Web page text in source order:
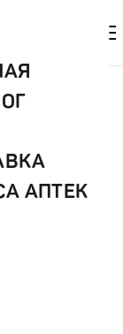
АПТЕК